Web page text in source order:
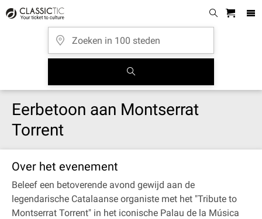
Eerbetoon aan Montserrat
Torrent
Over het evenement
Beleef een betoverende avond gewijd aan de
legendarische Catalaanse organiste met het "Tribute to
Montserrat Torrent" in het iconische Palau de la Música